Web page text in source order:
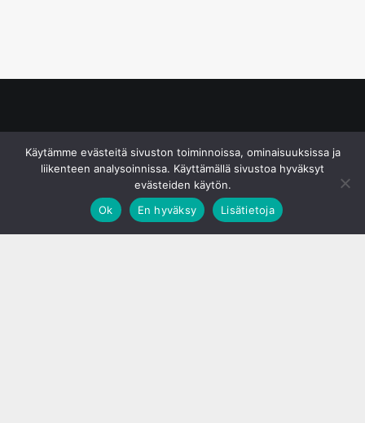
Käytämme evästeitä sivuston toiminnoissa, ominaisuuksissa ja
liikenteen analysoinnissa. Käyttämällä sivustoa hyväksyt
evästeiden käytön.
Ok
En hyväksy Lisätietoja